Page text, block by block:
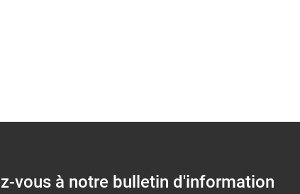
vous à notre bulletin d'information